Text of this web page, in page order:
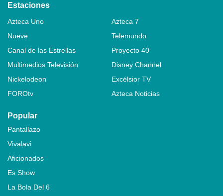
Estaciones
Azteca Uno
Azteca 7
Nueve
Telemundo
Canal de las Estrellas
Proyecto 40
Multimedios Televisión
Disney Channel
Nickelodeon
Excélsior TV
FOROtv
Azteca Noticias
Popular
Pantallazo
Vivalavi
Aficionados
Es Show
La Bola Del 6